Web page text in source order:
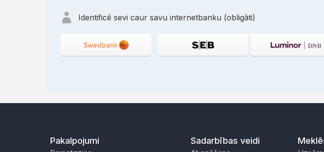
Identificē sevi caur savu internetbanku (obligāti)
Pakalpojumi Sadarbības veidi